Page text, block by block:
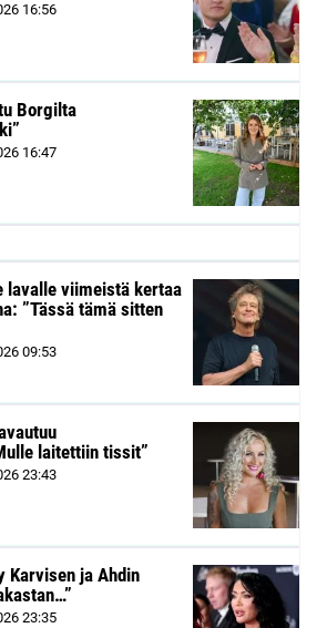
16:56
Borgilta
16:47
lavalle viimeistä kertaa
”Tässä tämä sitten
09:53
laitettiin tissit”
23:43
Karvisen ja Ahdin
23:35